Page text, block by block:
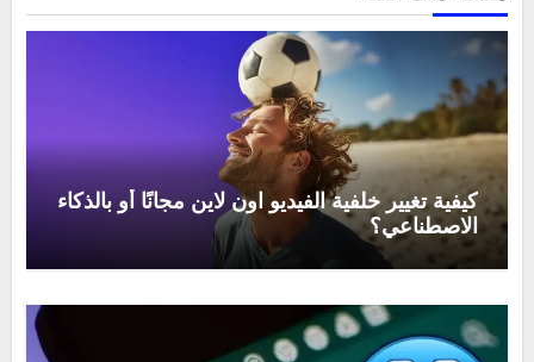
كيفية تغيير خلفية الفيديو اون لاين مجانًا أو بالذكاء
الاصطناعي؟